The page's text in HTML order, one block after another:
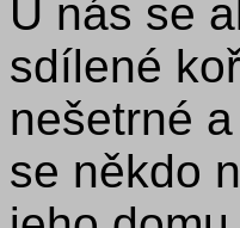
U nás se
sdílené
nešetrné
se někdo